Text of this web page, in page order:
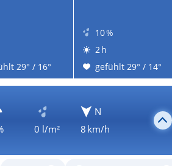
29° / 16°
10 %
2 h
gefühlt 29° / 14°
0 l/m²
N
8 km/h